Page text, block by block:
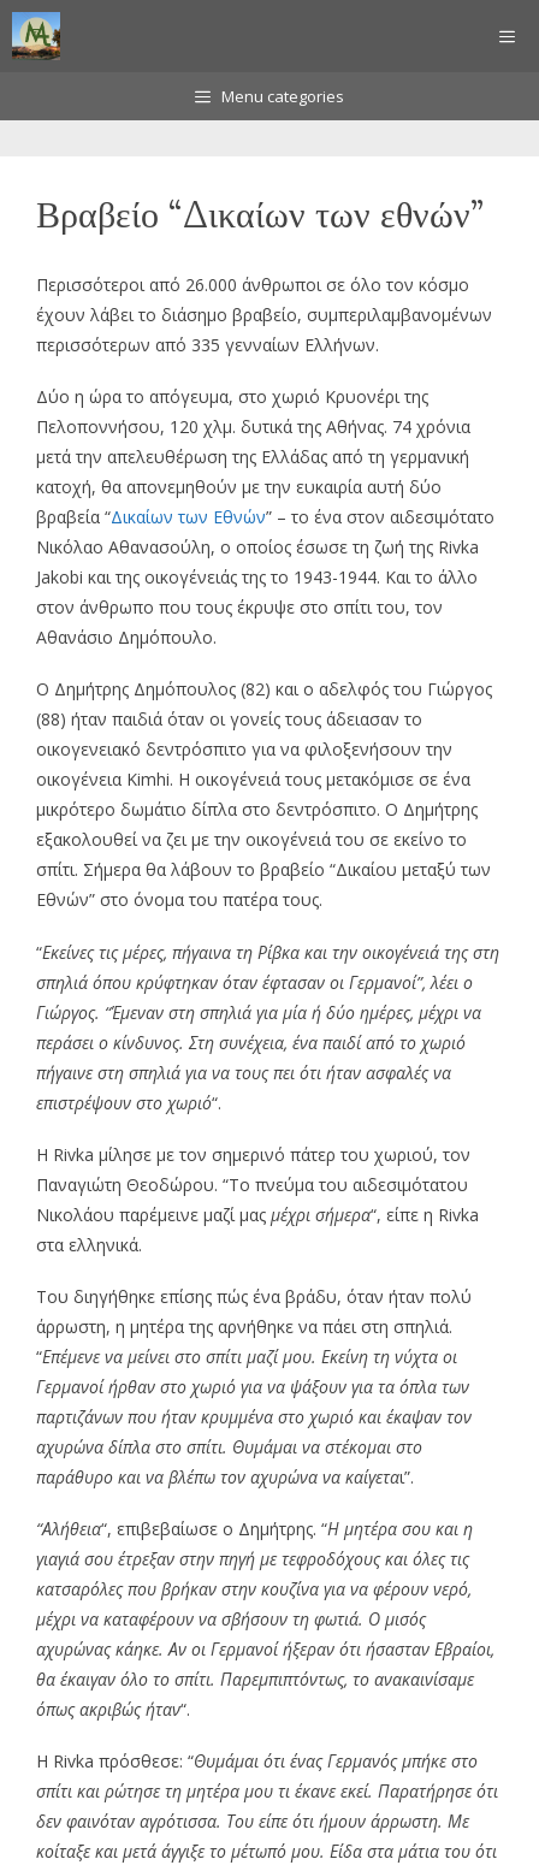
Μετάβαση
σε
Menu categories
Βραβείο “Δικαίων των εθνών”
Περισσότεροι από 26.000 άνθρωποι σε όλο τον κόσμο
έχουν λάβει το διάσημο βραβείο, συμπεριλαμβανομένων
περισσότερων από 335 γενναίων Ελλήνων.
Δύο η ώρα το απόγευμα, στο χωριό Κρυονέρι της
Πελοποννήσου, 120 χλμ. δυτικά της Αθήνας. 74 χρόνια
μετά την απελευθέρωση της Ελλάδας από τη γερμανική
κατοχή, θα απονεμηθούν με την ευκαιρία αυτή δύο
βραβεία “Δικαίων των Εθνών” – το ένα στον αιδεσιμότατο
Νικόλαο Αθανασούλη, ο οποίος έσωσε τη ζωή της Rivka
Jakobi και της οικογένειάς της το 1943-1944. Και το άλλο
στον άνθρωπο που τους έκρυψε στο σπίτι του, τον
Αθανάσιο Δημόπουλο.
Ο Δημήτρης Δημόπουλος (82) και ο αδελφός του Γιώργος
(88) ήταν παιδιά όταν οι γονείς τους άδειασαν το
οικογενειακό δεντρόσπιτο για να φιλοξενήσουν την
οικογένεια Kimhi. Η οικογένειά τους μετακόμισε σε ένα
μικρότερο δωμάτιο δίπλα στο δεντρόσπιτο. Ο Δημήτρης
εξακολουθεί να ζει με την οικογένειά του σε εκείνο το
σπίτι. Σήμερα θα λάβουν το βραβείο “Δικαίου μεταξύ των
Εθνών” στο όνομα του πατέρα τους.
“Εκείνες τις μέρες, πήγαινα τη Ρίβκα και την οικογένειά της στη
σπηλιά όπου κρύφτηκαν όταν έφτασαν οι Γερμανοί”, λέει ο
Γιώργος. “Έμεναν στη σπηλιά για μία ή δύο ημέρες, μέχρι να
περάσει ο κίνδυνος. Στη συνέχεια, ένα παιδί από το χωριό
πήγαινε στη σπηλιά για να τους πει ότι ήταν ασφαλές να
επιστρέψουν στο χωριό“.
Η Rivka μίλησε με τον σημερινό πάτερ του χωριού, τον
Παναγιώτη Θεοδώρου. “Το πνεύμα του αιδεσιμότατου
Νικολάου παρέμεινε μαζί μας μέχρι σήμερα“, είπε η Rivka
στα ελληνικά.
Του διηγήθηκε επίσης πώς ένα βράδυ, όταν ήταν πολύ
άρρωστη, η μητέρα της αρνήθηκε να πάει στη σπηλιά.
“Επέμενε να μείνει στο σπίτι μαζί μου. Εκείνη τη νύχτα οι
Γερμανοί ήρθαν στο χωριό για να ψάξουν για τα όπλα των
παρτιζάνων που ήταν κρυμμένα στο χωριό και έκαψαν τον
αχυρώνα δίπλα στο σπίτι. Θυμάμαι να στέκομαι στο
παράθυρο και να βλέπω τον αχυρώνα να καίγεται”.
“Αλήθεια“, επιβεβαίωσε ο Δημήτρης. “Η μητέρα σου και η
γιαγιά σου έτρεξαν στην πηγή με τεφροδόχους και όλες τις
κατσαρόλες που βρήκαν στην κουζίνα για να φέρουν νερό,
μέχρι να καταφέρουν να σβήσουν τη φωτιά. Ο μισός
αχυρώνας κάηκε. Αν οι Γερμανοί ήξεραν ότι ήσασταν Εβραίοι,
θα έκαιγαν όλο το σπίτι. Παρεμπιπτόντως, το ανακαινίσαμε
όπως ακριβώς ήταν“.
Η Rivka πρόσθεσε: “Θυμάμαι ότι ένας Γερμανός μπήκε στο
σπίτι και ρώτησε τη μητέρα μου τι έκανε εκεί. Παρατήρησε ότι
δεν φαινόταν αγρότισσα. Του είπε ότι ήμουν άρρωστη. Με
κοίταξε και μετά άγγιξε το μέτωπό μου. Είδα στα μάτια του ότι